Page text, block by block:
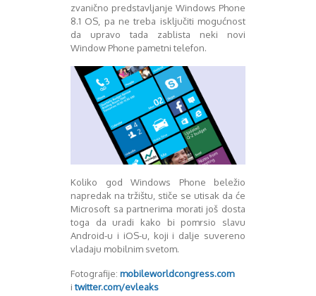
August 2016
Septembar 2016
Oktobar 2016
Mart 2017
April 2017
Maj 2017
Juni 2017
Juli 2017
August 2017
Oktobar 2017
Novembar 2017
Decembar 2017
Maj 2018
zvanično predstavljanje Windows Phone
8.1 OS, pa ne treba isključiti mogućnost
da upravo tada zablista neki novi
Window Phone pametni telefon.
Koliko god Windows Phone beležio
napredak na tržištu, stiče se utisak da će
Microsoft sa partnerima morati još dosta
toga da uradi kako bi pomrsio slavu
Android-u i iOS-u, koji i dalje suvereno
vladaju mobilnim svetom.
Fotografije: mobileworldcongress.com
itwitter.com/evleaks